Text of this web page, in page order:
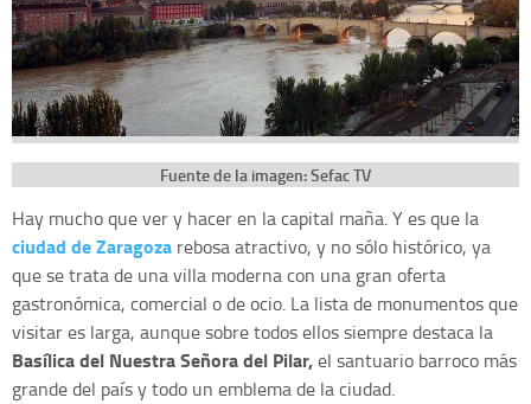
Fuente de la imagen: Sefac TV
Hay mucho que ver y hacer en la capital maña. Y es que la
ciudad de Zaragoza rebosa atractivo, y no sólo histórico, ya
que se trata de una villa moderna con una gran oferta
gastronómica, comercial o de ocio. La lista de monumentos que
visitar es larga, aunque sobre todos ellos siempre destaca la
Basílica del Nuestra Señora del Pilar,el santuario barroco más
grande del país y todo un emblema de la ciudad.